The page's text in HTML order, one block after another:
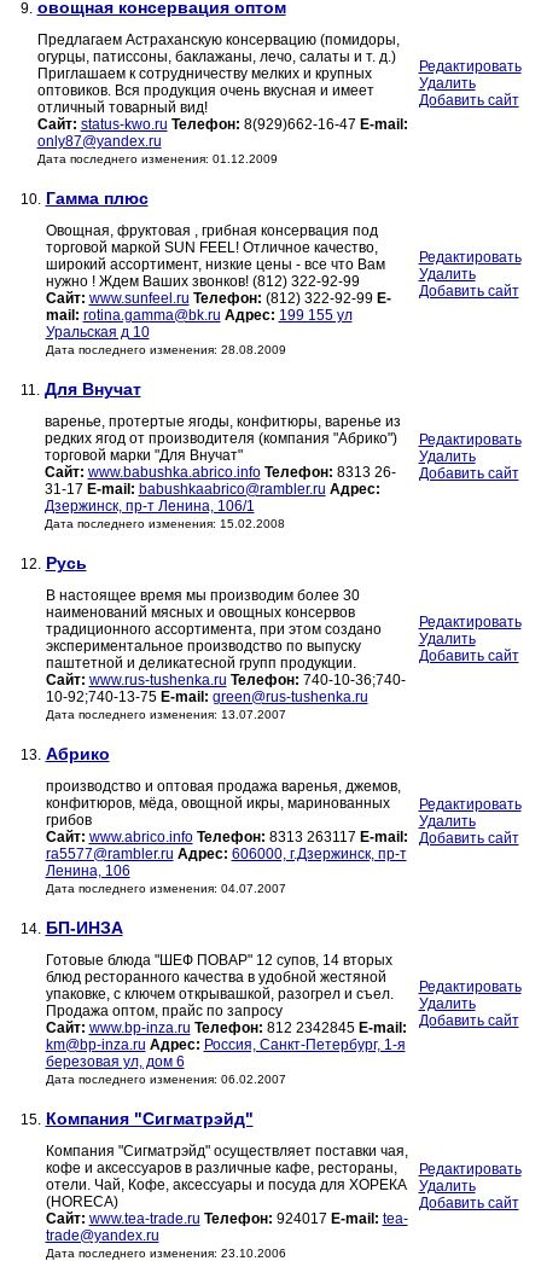
9. овощная консервация оптом
Предлагаем Астраханскую консервацию (помидоры,
огурцы, патиссоны, баклажаны, лечо, салаты и т. д.)
Приглашаем к сотрудничеству мелких и крупных
оптовиков. Вся продукция очень вкусная и имеет
отличный товарный вид!
Сайт: status-kwo.ru Телефон: 8(929)662-16-47 E-mail:
only87@yandex.ru
Дата последнего изменения: 01.12.2009
Редактировать
Удалить
Добавить сайт
10. Гамма плюс
Овощная, фруктовая , грибная консервация под
торговой маркой SUN FEEL! Отличное качество,
широкий ассортимент, низкие цены - все что Вам
нужно ! Ждем Ваших звонков! (812) 322-92-99
Сайт: www.sunfeel.ru Телефон: (812) 322-92-99 E-
mail: rotina.gamma@bk.ru Адрес: 199 155 ул
Уральская д 10
Дата последнего изменения: 28.08.2009
Редактировать
Удалить
Добавить сайт
11. Для Внучат
варенье, протертые ягоды, конфитюры, варенье из
редких ягод от производителя (компания "Абрико")
торговой марки "Для Внучат"
Сайт: www.babushka.abrico.info Телефон: 8313 26-
31-17 E-mail: babushkaabrico@rambler.ru Адрес:
Дзержинск, пр-т Ленина, 106/1
Дата последнего изменения: 15.02.2008
Редактировать
Удалить
Добавить сайт
12. Русь
В настоящее время мы производим более 30
наименований мясных и овощных консервов
традиционного ассортимента, при этом создано
экспериментальное производство по выпуску
паштетной и деликатесной групп продукции.
Сайт: www.rus-tushenka.ru Телефон: 740-10-36;740-
10-92;740-13-75 E-mail: green@rus-tushenka.ru
Дата последнего изменения: 13.07.2007
Редактировать
Удалить
Добавить сайт
13. Абрико
производство и оптовая продажа варенья, джемов,
конфитюров, мёда, овощной икры, маринованных
грибов
Сайт: www.abrico.info Телефон: 8313 263117 E-mail:
ra5577@rambler.ru Адрес: 606000, г.Дзержинск, пр-т
Ленина, 106
Дата последнего изменения: 04.07.2007
Редактировать
Удалить
Добавить сайт
14. БП-ИНЗА
Готовые блюда "ШЕФ ПОВАР" 12 супов, 14 вторых
блюд ресторанного качества в удобной жестяной
упаковке, с ключем открывашкой, разогрел и съел.
Продажа оптом, прайс по запросу
Сайт: www.bp-inza.ru Телефон: 812 2342845 E-mail:
km@bp-inza.ru Адрес: Россия, Санкт-Петербург, 1-я
березовая ул, дом 6
Дата последнего изменения: 06.02.2007
Редактировать
Удалить
Добавить сайт
15. Компания "Сигматрэйд"
Компания "Сигматрэйд" осуществляет поставки чая,
кофе и аксессуаров в различные кафе, рестораны,
отели. Чай, Кофе, аксессуары и посуда для ХОРЕКА
(HORECA)
Сайт: www.tea-trade.ru Телефон: 924017 E-mail: tea-
trade@yandex.ru
Дата последнего изменения: 23.10.2006
Редактировать
Удалить
Добавить сайт